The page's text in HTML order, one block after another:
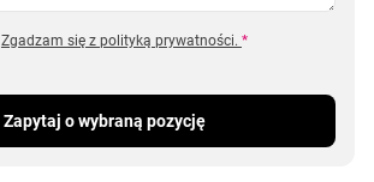
Zgadzam się z polityką prywatności. *
Zapytaj o wybraną pozycję